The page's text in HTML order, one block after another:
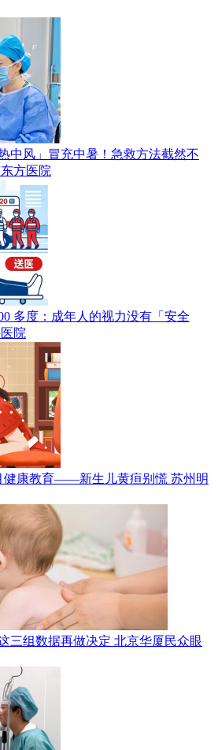
中风」冒充中暑！急救方法截然不
方医院
多度：成年人的视力没有「安全
院
健康教育——新生儿黄疸别慌 苏州明
三组数据再做决定 北京华厦民众眼